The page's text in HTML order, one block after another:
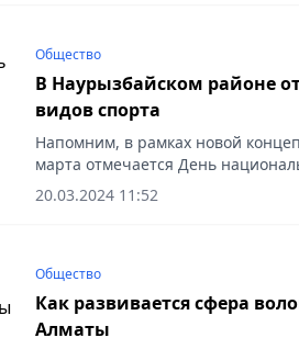
Общество
В Наурызбайском районе
видов спорта
Напомним, в рамках новой
марта отмечается День
школе-гимназии №176 среди
восьми видам...
20.03.2024 11:52
Общество
Как развивается сфера
Алматы